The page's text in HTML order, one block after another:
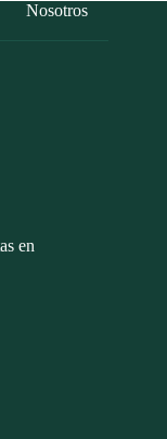
Nosotros
en